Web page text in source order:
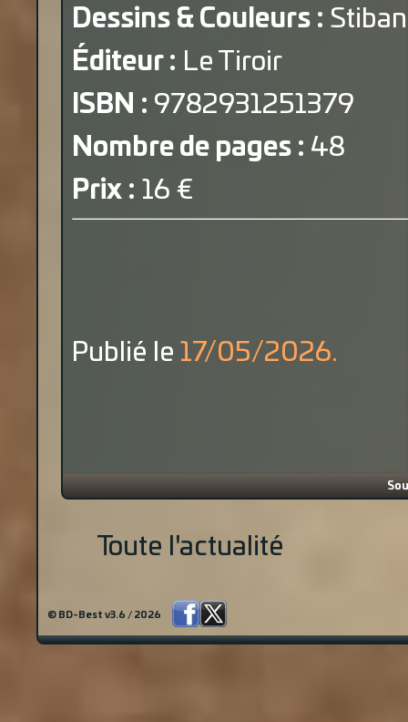
Dessins & Couleurs :
Éditeur : Le Tiroir
ISBN : 9782931251379
Nombre de pages : 48
Prix : 16 €
Publié le 17/05/2026.
Toute l'actualité
© BD-Best v3.6 / 2026